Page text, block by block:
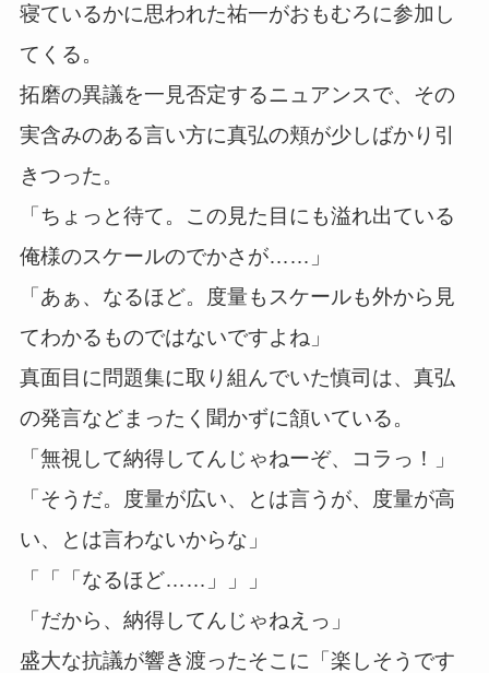
寝ているかに思われた祐一がおもむろに参加し
てくる。
拓磨の異議を一見否定するニュアンスで、その
実含みのある言い方に真弘の頬が少しばかり引
きつった。
「ちょっと待て。この見た目にも溢れ出ている
俺様のスケールのでかさが……」
「あぁ、なるほど。度量もスケールも外から見
てわかるものではないですよね」
真面目に問題集に取り組んでいた慎司は、真弘
の発言などまったく聞かずに頷いている。
「無視して納得してんじゃねーぞ、コラっ！」
「そうだ。度量が広い、とは言うが、度量が高
い、とは言わないからな」
「「「なるほど……」」」
「だから、納得してんじゃねえっ」
盛大な抗議が響き渡ったそこに「楽しそうです